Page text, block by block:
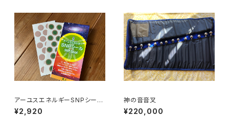
アーユスエネルギーSNPシール
②枚(送料込み)
¥2,920
神の音音叉
¥220,000